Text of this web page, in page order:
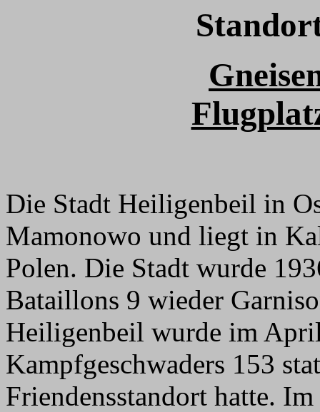
Die Stadt Heiligenbeil in
Mamonowo und liegt in
Polen. Die Stadt wurde
Bataillons 9 wieder
Heiligenbeil wurde im
Kampfgeschwaders 153
Friendensstandort hatte.